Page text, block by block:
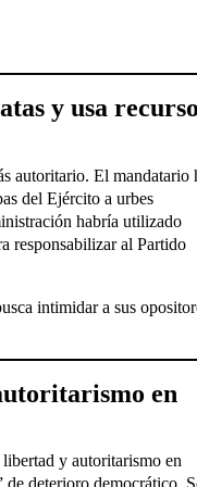
y usa
autoritario. El mandatario
del Ejército a urbes
habría utilizado
responsabilizar al Partido
intimidar a sus
en
y autoritarismo en